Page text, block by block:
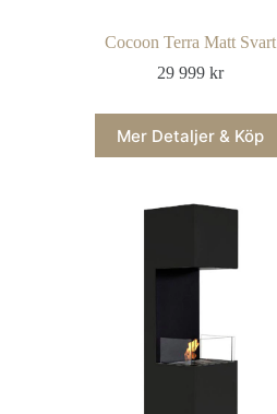
Cocoon Terra Matt Svart
29 999kr
Mer Detaljer & Köp